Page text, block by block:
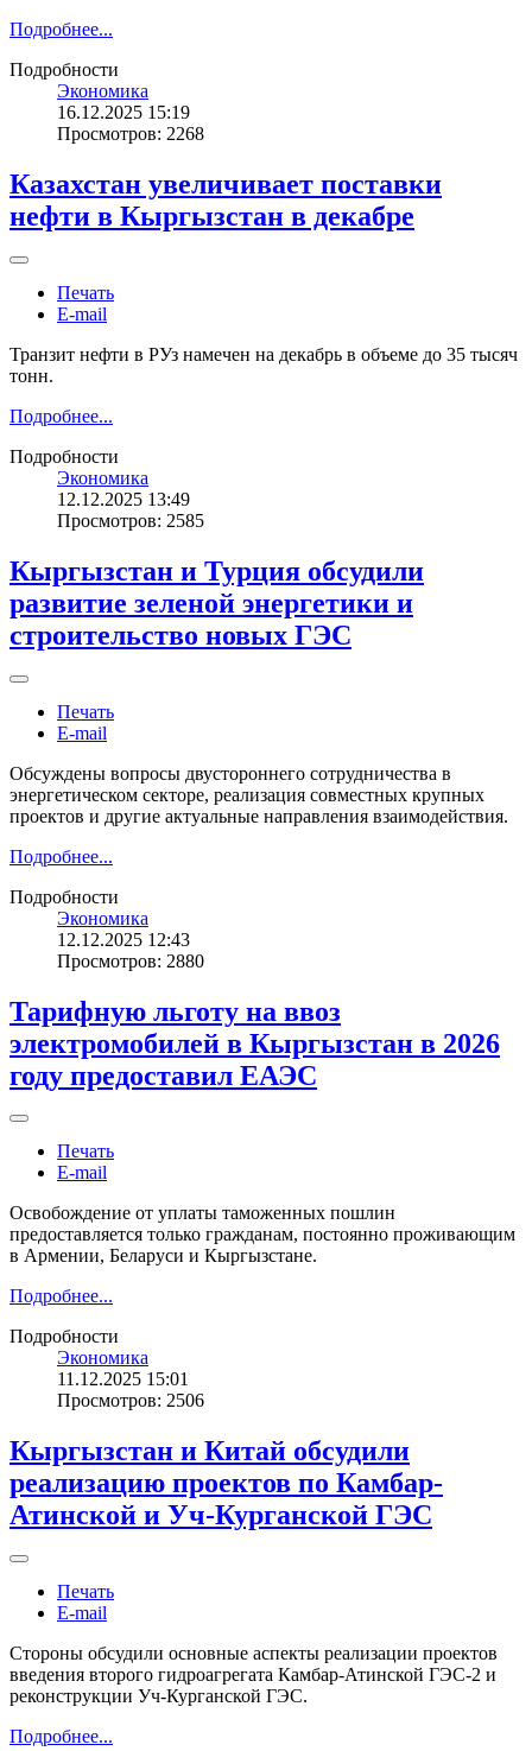
Подробнее...
Подробности
Экономика
16.12.2025 15:19
Просмотров: 2268
Казахстан увеличивает поставки
нефти в Кыргызстан в декабре
Печать
E-mail
Транзит нефти в РУз намечен на декабрь в объеме до 35 тысяч
тонн.
Подробнее...
Подробности
Экономика
12.12.2025 13:49
Просмотров: 2585
Кыргызстан и Турция обсудили
развитие зеленой энергетики и
строительство новых ГЭС
Печать
E-mail
Обсуждены вопросы двустороннего сотрудничества в
энергетическом секторе, реализация совместных крупных
проектов и другие актуальные направления взаимодействия.
Подробнее...
Подробности
Экономика
12.12.2025 12:43
Просмотров: 2880
Тарифную льготу на ввоз
электромобилей в Кыргызстан в 2026
году предоставил ЕАЭС
Печать
E-mail
Освобождение от уплаты таможенных пошлин
предоставляется только гражданам, постоянно проживающим
в Армении, Беларуси и Кыргызстане.
Подробнее...
Подробности
Экономика
11.12.2025 15:01
Просмотров: 2506
Кыргызстан и Китай обсудили
реализацию проектов по Камбар-
Атинской и Уч-Курганской ГЭС
Печать
E-mail
Стороны обсудили основные аспекты реализации проектов
введения второго гидроагрегата Камбар-Атинской ГЭС-2 и
реконструкции Уч-Курганской ГЭС.
Подробнее...